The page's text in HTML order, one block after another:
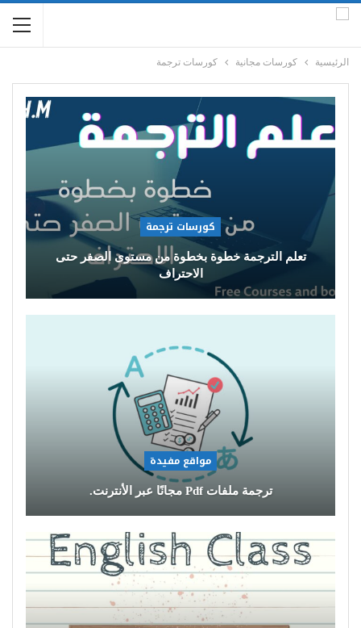
الرئيسية كورسات مجانية كورسات ترجمة
كورسات ترجمة
تعلم الترجمة خطوة بخطوة من مستوى الصفر حتى
الاحتراف
مواقع مفيدة
ترجمة ملفات Pdf مجانًا عبر الأنترنت.